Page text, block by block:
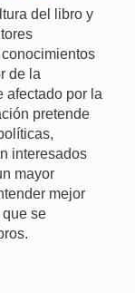
del libro y
de la
afectado por la
pretende
interesados
mayor
mejor
se